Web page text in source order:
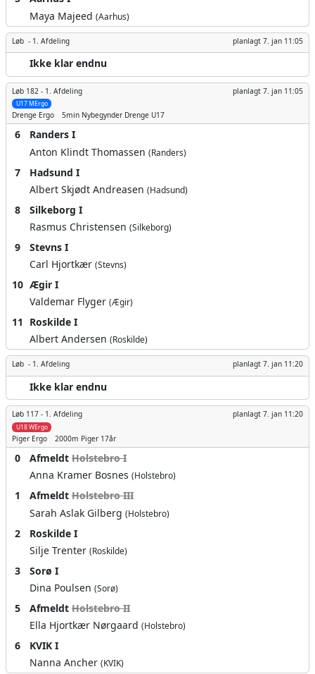
Maya Majeed (Aarhus)
Løb - 1. Afdeling planlagt 7. jan 11:05
Ikke klar endnu
Løb 182 - 1. Afdeling planlagt 7. jan 11:05
U17 MErgo
Drenge Ergo 5min Nybegynder Drenge U17
6
Randers I
Anton Klindt Thomassen (Randers)
7
Hadsund I
Albert Skjødt Andreasen (Hadsund)
8
Silkeborg I
Rasmus Christensen (Silkeborg)
9
Stevns I
Carl Hjortkær (Stevns)
10 Ægir I
Valdemar Flyger (Ægir)
11
Roskilde I
Albert Andersen (Roskilde)
Løb - 1. Afdeling planlagt 7. jan 11:20
Ikke klar endnu
Løb 117 - 1. Afdeling planlagt 7. jan 11:20
U18 WErgo
Piger Ergo 2000m Piger 17år
0 AfmeldtHolstebro I
Anna Kramer Bosnes (Holstebro)
1 AfmeldtHolstebro III
Sarah Aslak Gilberg (Holstebro)
2
Roskilde I
Silje Trenter (Roskilde)
3
Sorø I
Dina Poulsen (Sorø)
5 AfmeldtHolstebro II
Ella Hjortkær Nørgaard (Holstebro)
6
KVIK I
Nanna Ancher (KVIK)